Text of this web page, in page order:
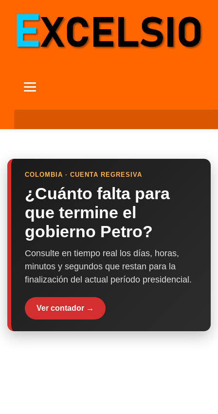
COLOMBIA · CUENTA REGRESIVA
¿Cuánto falta para
que termine el
gobierno Petro?
Consulte en tiempo real los días, horas,
minutos y segundos que restan para la
finalización del actual período presidencial.
Ver contador →